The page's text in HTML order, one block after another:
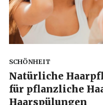
SCHÖNHEIT
Natürliche
für pflanzliche
Haarspülungen